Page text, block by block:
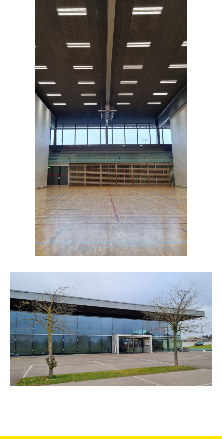
wortung Projektumsetzung
Produkte
LED Insert B1500 4K DALI 40°